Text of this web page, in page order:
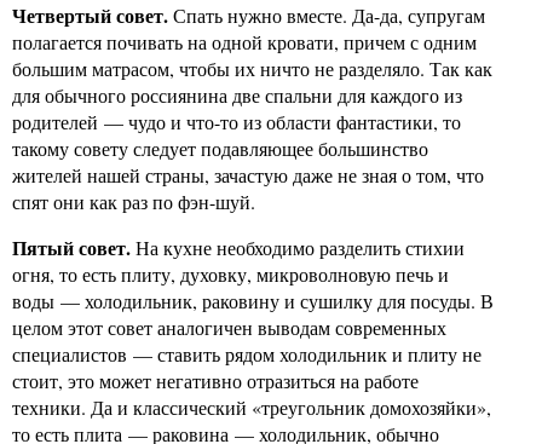
Четвертый совет.Спать нужно вместе. Да-да, супругам
полагается почивать на одной кровати, причем с одним
большим матрасом, чтобы их ничто не разделяло. Так как
для обычного россиянина две спальни для каждого из
родителей — чудо и что-то из области фантастики, то
такому совету следует подавляющее большинство
жителей нашей страны, зачастую даже не зная о том, что
спят они как раз по фэн-шуй.
Пятый совет.На кухне необходимо разделить стихии
огня, то есть плиту, духовку, микроволновую печь и
воды — холодильник, раковину и сушилку для посуды. В
целом этот совет аналогичен выводам современных
специалистов — ставить рядом холодильник и плиту не
стоит, это может негативно отразиться на работе
техники. Да и классический «треугольник домохозяйки»,
то есть плита — раковина — холодильник, обычно